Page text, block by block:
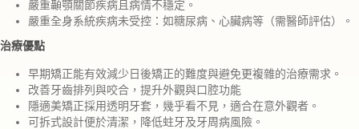
嚴重顳顎關節疾病且病情不穩定。
嚴重全身系統疾病未受控：如糖尿病、心臟病等（需醫師評估）。
治療優點
早期矯正能有效減少日後矯正的難度與避免更複雜的治療需求。
改善牙齒排列與咬合，提升外觀與口腔功能
隱適美矯正採用透明牙套，幾乎看不見，適合在意外觀者。
可拆式設計便於清潔，降低蛀牙及牙周病風險。